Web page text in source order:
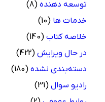
توسعه دهنده (8)
خدمات ها (10)
خلاصه کتاب (140)
در حال ویرایش (422)
دسته‌بندی نشده (180)
رادیو سوال (31)